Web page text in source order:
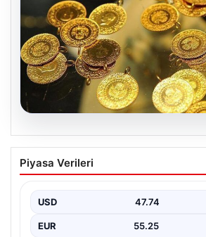
07.08.2026
Altın fiyatları canlı 7 Nisan
fiyatları bugün ne kadar
Piyasa Verileri
USD 47.74
EUR 55.25